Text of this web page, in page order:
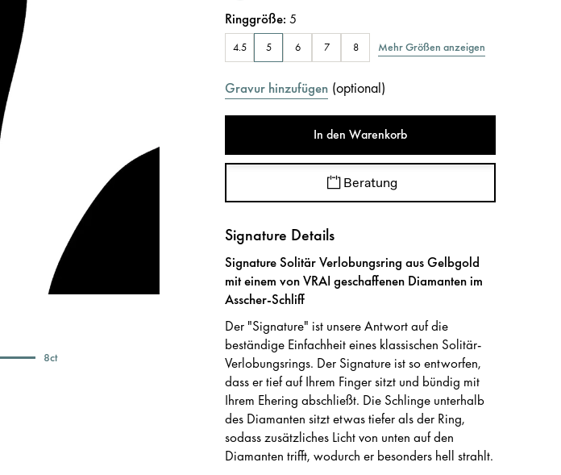
8ct
Ringgröße:5
4.5 5 6 7 8 Mehr Größen anzeigen
Gravur hinzufügen (optional)
In den Warenkorb
Beratung
Signature Details
Signature Solitär Verlobungsring aus Gelbgold
mit einem von VRAI geschaffenen Diamanten im
Asscher-Schliff
Der "Signature" ist unsere Antwort auf die
beständige Einfachheit eines klassischen Solitär-
Verlobungsrings. Der Signature ist so entworfen,
dass er tief auf Ihrem Finger sitzt und bündig mit
Ihrem Ehering abschließt. Die Schlinge unterhalb
des Diamanten sitzt etwas tiefer als der Ring,
sodass zusätzliches Licht von unten auf den
Diamanten trifft, wodurch er besonders hell strahlt.